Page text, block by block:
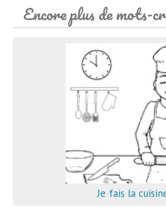
Encore plus de mots-
Je fais la